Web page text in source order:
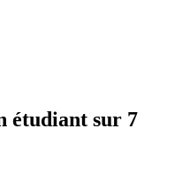
étudiant sur 7